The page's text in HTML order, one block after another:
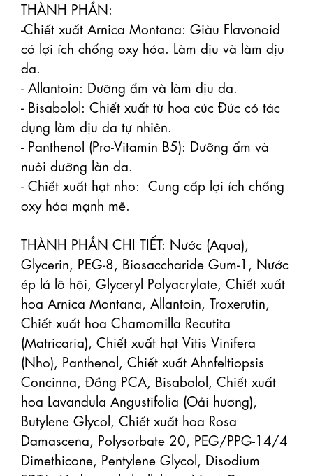
THÀNH PHẦN:
-Chiết xuất Arnica Montana: Giàu Flavonoid
có lợi ích chống oxy hóa. Làm dịu và làm dịu
da.
- Allantoin: Dưỡng ẩm và làm dịu da.
- Bisabolol: Chiết xuất từ ​​hoa cúc Đức có tác
dụng làm dịu da tự nhiên.
- Panthenol (Pro-Vitamin B5): Dưỡng ẩm và
nuôi dưỡng làn da.
- Chiết xuất hạt nho:  Cung cấp lợi ích chống
oxy hóa mạnh mẽ.
THÀNH PHẦN CHI TIẾT: Nước (Aqua),
Glycerin, PEG-8, Biosaccharide Gum-1, Nước
ép lá lô hội, Glyceryl Polyacrylate, Chiết xuất
hoa Arnica Montana, Allantoin, Troxerutin,
Chiết xuất hoa Chamomilla Recutita
(Matricaria), Chiết xuất hạt Vitis Vinifera
(Nho), Panthenol, Chiết xuất Ahnfeltiopsis
Concinna, Đồng PCA, Bisabolol, Chiết xuất
hoa Lavandula Angustifolia (Oải hương),
Butylene Glycol, Chiết xuất hoa Rosa
Damascena, Polysorbate 20, PEG/PPG-14/4
Dimethicone, Pentylene Glycol, Disodium